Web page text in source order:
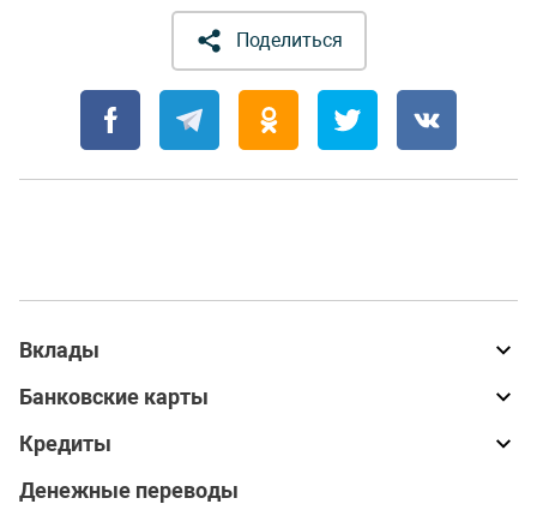
Поделиться
Вклады
Банковские карты
Кредиты
Денежные переводы